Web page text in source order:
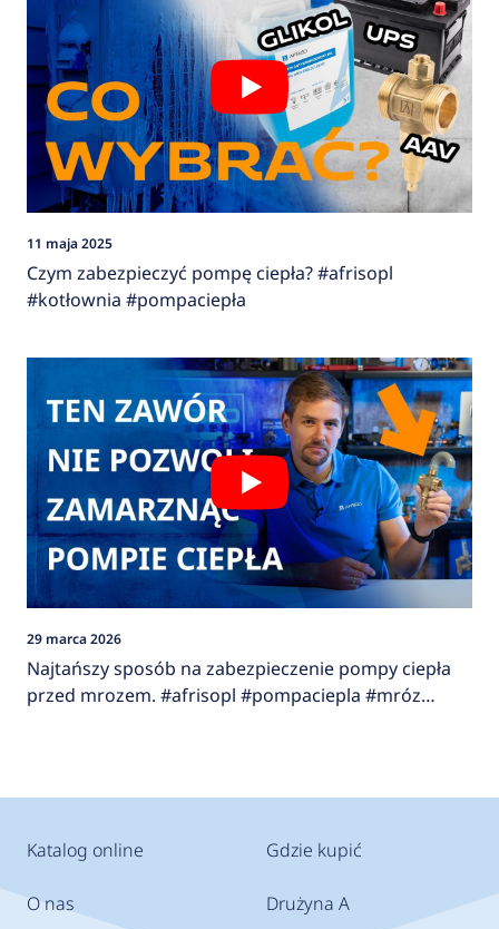
11 maja 2025
Czym zabezpieczyć pompę ciepła? #afrisopl
#kotłownia #pompaciepła
29 marca 2026
Najtańszy sposób na zabezpieczenie pompy ciepła
przed mrozem. #afrisopl #pompaciepla #mróz
Katalog online
O nas
Gdzie kupić
Drużyna A